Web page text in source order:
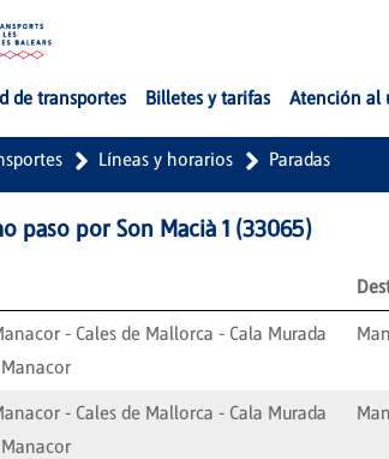
principal
de transportes Billetes y tarifas Atención al
Líneas y horarios Paradas
paso por Son Macià 1 (33065)
- Cales de Mallorca - Cala Murada
- Cales de Mallorca - Cala Murada